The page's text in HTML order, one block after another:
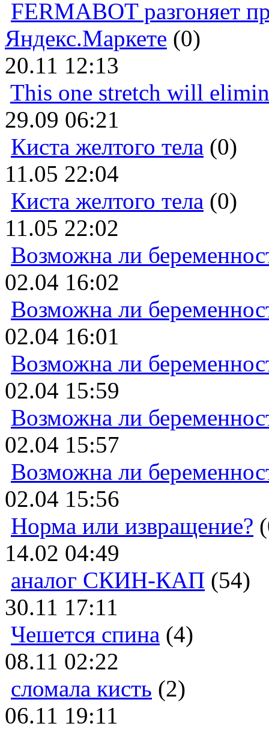
FERMABOT разгоняет
Яндекс.Маркете (0)
20.11 12:13
This one stretch will
29.09 06:21
Киста желтого тела (0)
11.05 22:04
Киста желтого тела (0)
11.05 22:02
Возможна ли
02.04 16:02
Возможна ли
02.04 16:01
Возможна ли
02.04 15:59
Возможна ли
02.04 15:57
Возможна ли
02.04 15:56
Норма или извращение?
14.02 04:49
аналог СКИН-КАП (54)
30.11 17:11
Чешется спина (4)
08.11 02:22
сломала кисть (2)
06.11 19:11